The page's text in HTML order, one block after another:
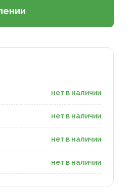
нет в наличии
нет в наличии
нет в наличии
нет в наличии